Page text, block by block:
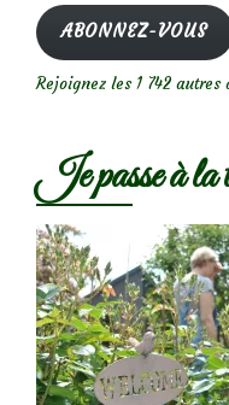
mail
ABONNEZ-VOUS
Rejoignez les 1 742 autres
Je passe à la